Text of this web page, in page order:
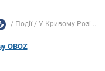
Події У Кривому Розі...
OBOZ